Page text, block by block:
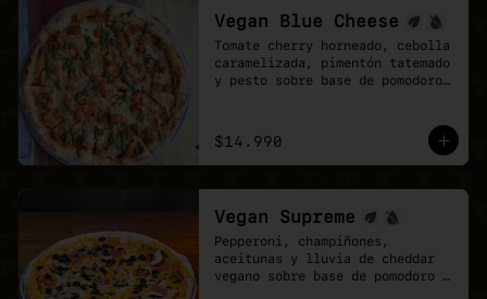
Vegan Blue Cheese
Tomate cherry horneado, cebolla
caramelizada, pimentón tatemado
y pesto sobre base de pomodoro
$14.990
Vegan Supreme
Pepperoni, champiñones,
aceitunas y lluvia de cheddar
vegano sobre base de pomodoro y